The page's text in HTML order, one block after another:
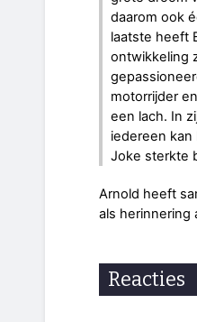
daarom ook
laatste heeft
ontwikkeling
motorrijder
een lach. In
iedereen
Joke sterkte
Arnold heeft
als herinnering
Reacties